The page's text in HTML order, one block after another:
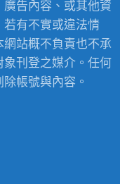
告內容、或其他資
有不實或違法情
站概不負責也不承
刊登之媒介。任何
帳號與內容。